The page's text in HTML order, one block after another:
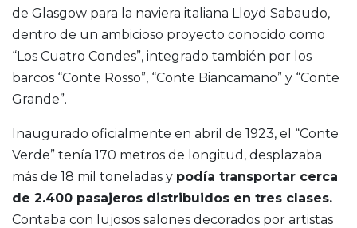
de Glasgow para la naviera italiana Lloyd Sabaudo,
dentro de un ambicioso proyecto conocido como
“Los Cuatro Condes”, integrado también por los
barcos “Conte Rosso”, “Conte Biancamano” y “Conte
Grande”.
Inaugurado oficialmente en abril de 1923, el “Conte
Verde” tenía 170 metros de longitud, desplazaba
más de 18 mil toneladas y podía transportar cerca
de 2.400 pasajeros distribuidos en tres clases.
Contaba con lujosos salones decorados por artistas